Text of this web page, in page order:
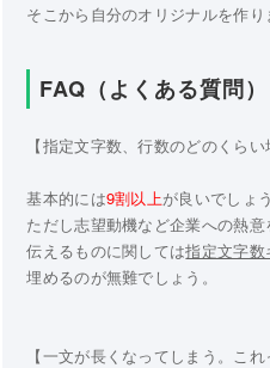
そこから自分のオリジナルを作り
FAQ（よくある質問）
【指定文字数、行数のどのくらい
基本的には9割以上が良いでしょう
ただし志望動機など企業への熱意
伝えるものに関しては指定文字数
埋めるのが無難でしょう。
【一文が長くなってしまう。これ